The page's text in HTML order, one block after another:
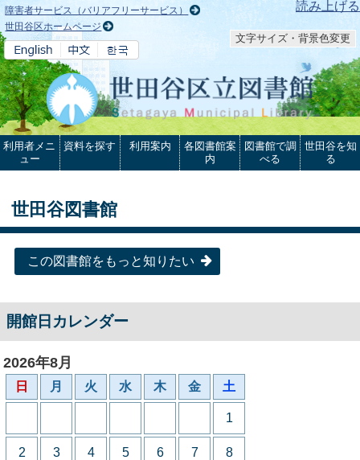
本文へ 読み上げる
障害者サービス（バリアフリーサービス）
世田谷区ホームページ
文字サイズ・背景色変更
利用者メニ
ュー
資料を探す 利用案内
各図書館案
内
図書館で調
べる
世田谷を知
る
世田谷図書館
この図書館をもっと知りたい
開館日カレンダー
2026年8月
日 月 火 水 木 金 土
1
2 3 4 5 6 7 8